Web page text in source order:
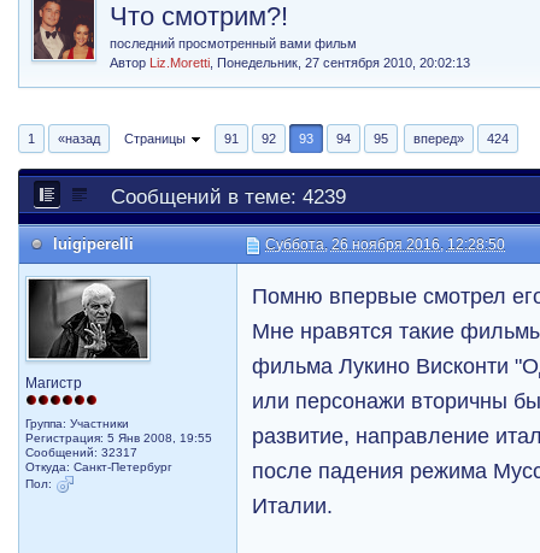
Что смотрим?!
последний просмотренный вами фильм
Автор Liz.Moretti ,Понедельник, 27 сентября 2010, 20:02:13
1 «назад Страницы 91 92 93 94 95 вперед» 424
Сообщений в теме: 4239
luigiperelli Суббота, 26 ноября 2016, 12:28:50
Магистр
Группа: Участники
Регистрация: 5 Янв 2008, 19:55
Сообщений: 32317
Откуда: Санкт-Петербург
Пол:
Помню впервые смотрел
Мне нравятся такие
фильма Лукино Висконти
или персонажи вторичны
развитие, направление
после падения режима
Италии.